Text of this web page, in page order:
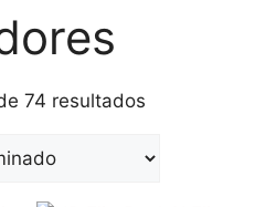
74 resultados